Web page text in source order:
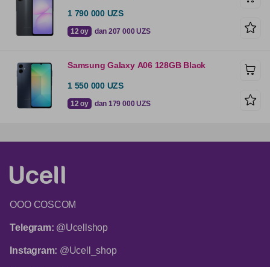
1 790 000 UZS
12 oy dan 207 000 UZS
Samsung Galaxy А06 128GB Black
1 550 000 UZS
12 oy dan 179 000 UZS
ООО COSCOM
Telegram: @Ucellshop
Instagram: @Ucell_shop